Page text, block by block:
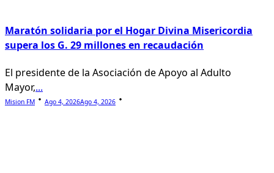
Maratón solidaria por el Hogar Divina Misericordia
supera los G. 29 millones en recaudación
El presidente de la Asociación de Apoyo al Adulto
Mayor,...
Mision FM Ago 4, 2026Ago 4, 2026